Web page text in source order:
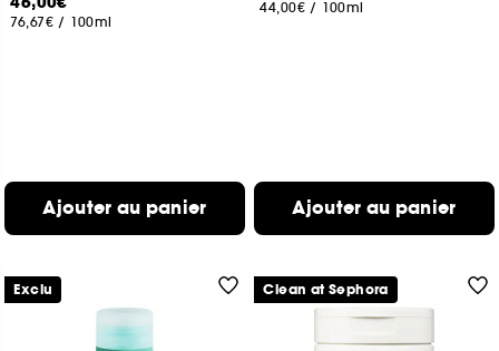
76,67€ / 100ml
Ajouter au panier
44,00€ / 100ml
Ajouter au panier
Exclu Clean at Sephora